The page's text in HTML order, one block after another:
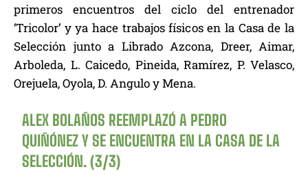
primeros encuentros del ciclo del entrenador
‘Tricolor’ y ya hace trabajos físicos en la Casa de la
Selección junto a Librado Azcona, Dreer, Aimar,
Arboleda, L. Caicedo, Pineida, Ramírez, P. Velasco,
Orejuela, Oyola, D. Angulo y Mena.
ALEX BOLAÑOS REEMPLAZÓ A PEDRO
QUIÑÓNEZ Y SE ENCUENTRA EN LA CASA DE LA
SELECCIÓN. (3/3)